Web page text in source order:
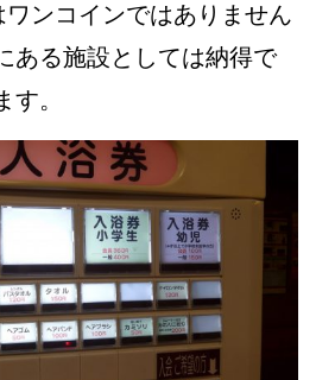
ンコインではありません
ある施設としては納得で
す。